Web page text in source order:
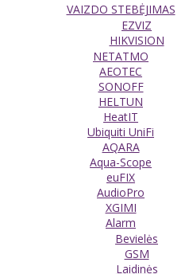
VAIZDO STEBĖJIMAS
EZVIZ
HIKVISION
NETATMO
AEOTEC
SONOFF
HELTUN
HeatIT
Ubiquiti UniFi
AQARA
Aqua-Scope
euFIX
AudioPro
XGIMI
Alarm
Bevielės
GSM
Laidinės